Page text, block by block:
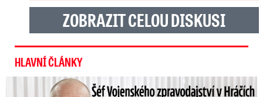
ZOBRAZIT CELOU DISKUSI
HLAVNÍ ČLÁNKY
Šéf Vojenského zpravodajství: Přijdou desetitisíce Ukrajinců